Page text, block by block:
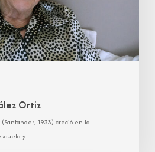
Ortiz
1933) creció en la
y…